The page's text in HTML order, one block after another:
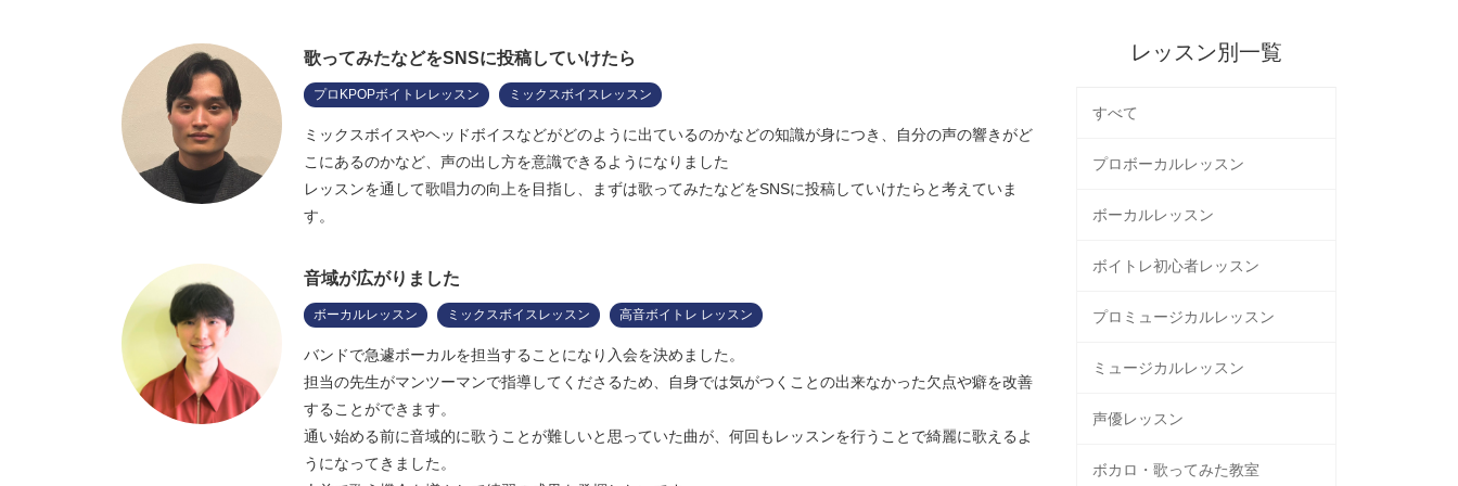
歌ってみたなどをSNSに投稿していけたら
プロKPOPボイトレレッスン ミックスボイスレッスン
ミックスボイスやヘッドボイスなどがどのように出ているのかなどの知識が身につき、自分の声の響きがど
こにあるのかなど、声の出し方を意識できるようになりました
レッスンを通して歌唱力の向上を目指し、まずは歌ってみたなどをSNSに投稿していけたらと考えていま
す。
音域が広がりました
ボーカルレッスン ミックスボイスレッスン 高音ボイトレ レッスン
バンドで急遽ボーカルを担当することになり入会を決めました。
担当の先生がマンツーマンで指導してくださるため、自身では気がつくことの出来なかった欠点や癖を改善
することができます。
通い始める前に音域的に歌うことが難しいと思っていた曲が、何回もレッスンを行うことで綺麗に歌えるよ
うになってきました。
レッスン別一覧
すべて
プロボーカルレッスン
ボーカルレッスン
ボイトレ初心者レッスン
プロミュージカルレッスン
ミュージカルレッスン
声優レッスン
ボカロ・歌ってみた教室